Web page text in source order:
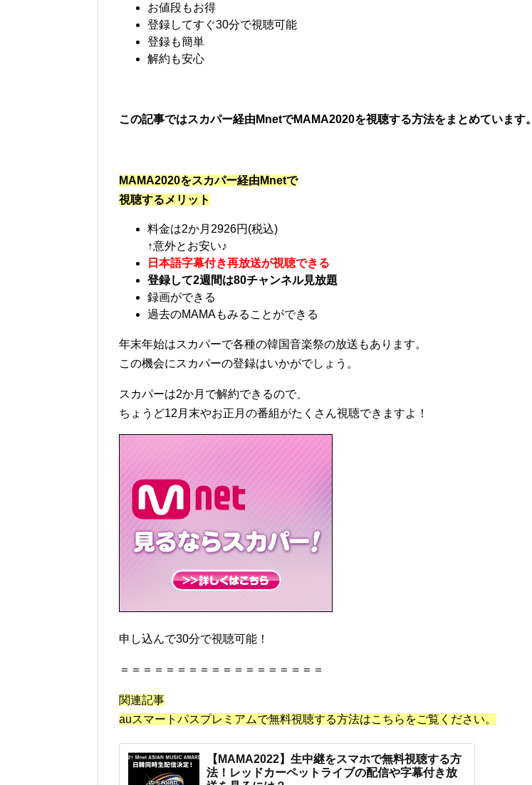
お値段もお得
登録してすぐ30分で視聴可能
登録も簡単
解約も安心
この記事ではスカパー経由MnetでMAMA2020を視聴する方法をまとめています。
MAMA2020をスカパー経由Mnetで
視聴するメリット
料金は2か月2926円(税込)
↑意外とお安い♪
日本語字幕付き再放送が視聴できる
登録して2週間は80チャンネル見放題
録画ができる
過去のMAMAもみることができる
年末年始はスカパーで各種の韓国音楽祭の放送もあります。
この機会にスカパーの登録はいかがでしょう。
スカパーは2か月で解約できるので、
ちょうど12月末やお正月の番組がたくさん視聴できますよ！
申し込んで30分で視聴可能！
＝＝＝＝＝＝＝＝＝＝＝＝＝＝＝＝＝＝
関連記事
auスマートパスプレミアムで無料視聴する方法はこちらをご覧ください。
【MAMA2022】生中継をスマホで無料視聴する方
法！レッドカーペットライブの配信や字幕付き放